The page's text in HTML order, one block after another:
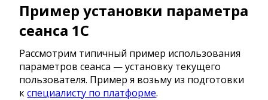
Пример установки параметра
сеанса 1С
Рассмотрим типичный пример использования
параметров сеанса — установку текущего
пользователя. Пример я возьму из подготовки
кспециалисту по платформе.